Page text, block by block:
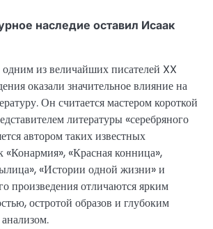
наследие оставил Исаак
из величайших писателей XX
оказали значительное влияние на
Он считается мастером короткой
литературы «серебряного
автором таких известных
«Конармия», «Красная конница»,
«Истории одной жизни» и
произведения отличаются ярким
остротой образов и глубоким